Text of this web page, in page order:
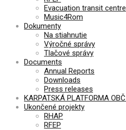
Evacuation transit centre
Music4Rom
Dokumenty
Na stiahnutie
Výročné správy
Tlačové správy
Documents
Annual Reports
Downloads
Press releases
KARPATSKÁ PLATFORMA
Ukončené projekty
RHAP
RFEP